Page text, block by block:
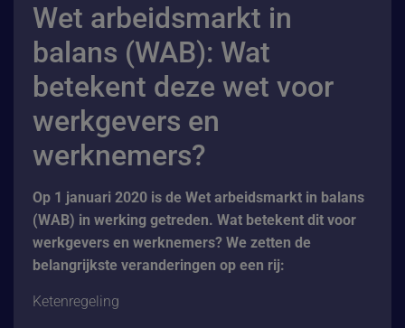
Wet arbeidsmarkt in
balans (WAB): Wat
betekent deze wet voor
werkgevers en
werknemers?
Op 1 januari 2020 is de Wet arbeidsmarkt in balans
(WAB) in werking getreden. Wat betekent dit voor
werkgevers en werknemers? We zetten de
belangrijkste veranderingen op een rij:
Ketenregeling